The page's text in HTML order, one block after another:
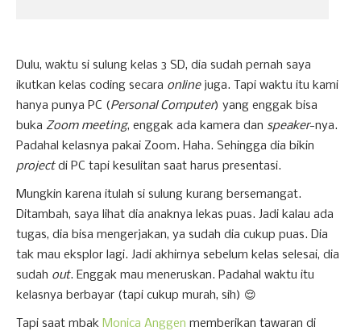
Dulu, waktu si sulung kelas 3 SD, dia sudah pernah saya
ikutkan kelas coding secara online juga. Tapi waktu itu kami
hanya punya PC (Personal Computer) yang enggak bisa
buka Zoom meeting, enggak ada kamera dan speaker-nya.
Padahal kelasnya pakai Zoom. Haha. Sehingga dia bikin
projectdi PC tapi kesulitan saat harus presentasi.
Mungkin karena itulah si sulung kurang bersemangat.
Ditambah, saya lihat dia anaknya lekas puas. Jadi kalau ada
tugas, dia bisa mengerjakan, ya sudah dia cukup puas. Dia
tak mau eksplor lagi. Jadi akhirnya sebelum kelas selesai, dia
sudah out. Enggak mau meneruskan. Padahal waktu itu
kelasnya berbayar (tapi cukup murah, sih) 😌
Tapi saat mbak Monica Anggen memberikan tawaran di